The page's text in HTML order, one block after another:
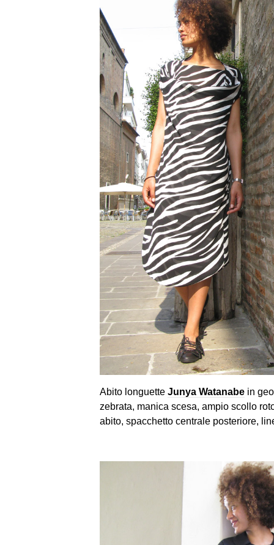
Abito longuette Junya Watanabein
zebrata, manica scesa, ampio scollo
abito, spacchetto centrale posteriore,